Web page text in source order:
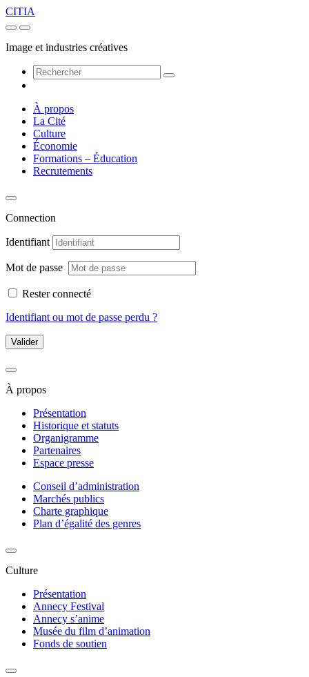
CITIA
Image et industries créatives
À propos
La Cité
Culture
Économie
Formations – Éducation
Recrutements
Connection
Identifiant
Mot de passe
Rester connecté
Identifiant ou mot de passe perdu ?
Valider
À propos
Présentation
Historique et statuts
Organigramme
Partenaires
Espace presse
Conseil d’administration
Marchés publics
Charte graphique
Plan d’égalité des genres
Culture
Présentation
Annecy Festival
Annecy s’anime
Musée du film d’animation
Fonds de soutien